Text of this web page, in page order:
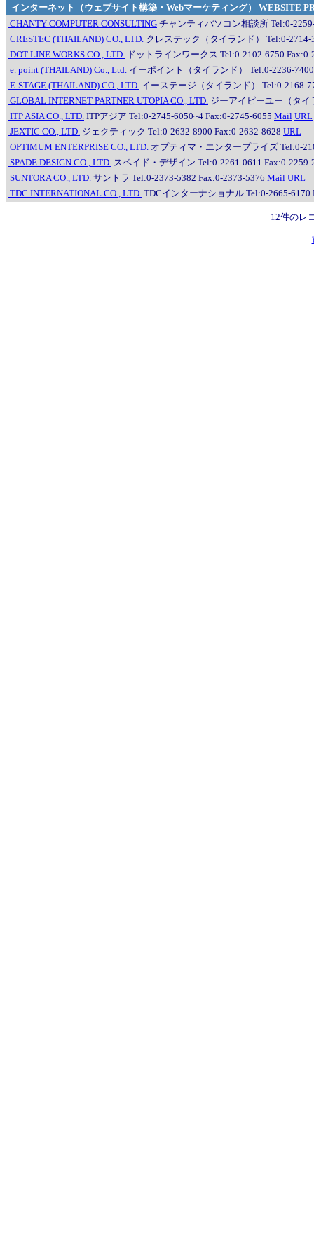
インターネット（ウェブサイト構築・Webマーケティング） WEBSITE
CHANTY COMPUTER CONSULTING チャンティパソコン相談所 Tel:0-
CRESTEC (THAILAND) CO., LTD. クレステック（タイランド） Tel:0-2714-
DOT LINE WORKS CO., LTD. ドットラインワークス Tel:0-2102-6750 Fax:0-
e. point (THAILAND) Co., Ltd. イーポイント（タイランド） Tel:0-2236-
E-STAGE (THAILAND) CO., LTD. イーステージ（タイランド） Tel:0-2168-
GLOBAL INTERNET PARTNER UTOPIA CO., LTD. ジーアイピーユー（タイ
ITP ASIA CO., LTD. ITPアジア Tel:0-2745-6050~4 Fax:0-2745-6055 Mail URL
JEXTIC CO., LTD. ジェクティック Tel:0-2632-8900 Fax:0-2632-8628 URL
OPTIMUM ENTERPRISE CO., LTD. オプティマ・エンタープライズ Tel:0-
SPADE DESIGN CO., LTD. スペイド・デザイン Tel:0-2261-0611 Fax:0-2259-
SUNTORA CO., LTD. サントラ Tel:0-2373-5382 Fax:0-2373-5376 Mail URL
TDC INTERNATIONAL CO., LTD. TDCインターナショナル Tel:0-2665-6170
12件のレ